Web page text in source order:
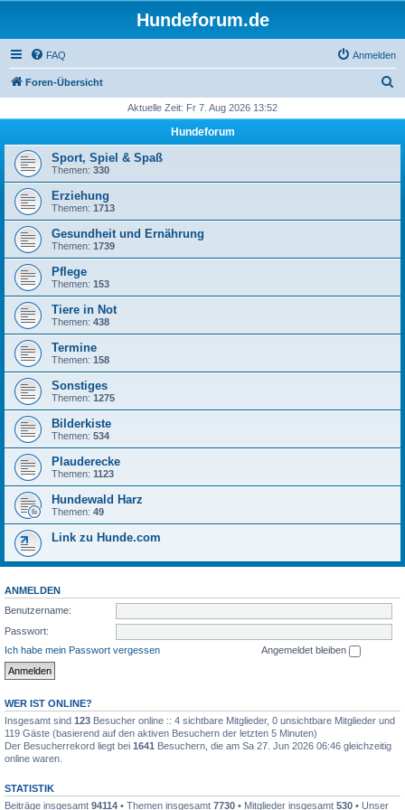
Hundeforum.de
FAQ Anmelden
Foren-Übersicht
h
Aktuelle Zeit: Fr 7. Aug 2026 13:52
Hundeforum
Sport, Spiel & Spaß
Themen: 330
Erziehung
Themen: 1713
Gesundheit und Ernährung
Themen: 1739
Pflege
Themen: 153
Tiere in Not
Themen: 438
Termine
Themen: 158
Sonstiges
Themen: 1275
Bilderkiste
Themen: 534
Plauderecke
Themen: 1123
Hundewald Harz
Themen: 49
Link zu Hunde.com
ANMELDEN
Benutzername:
Passwort:
Ich habe mein Passwort vergessen
Angemeldet bleiben
WER IST ONLINE?
Insgesamt sind 123 Besucher online :: 4 sichtbare Mitglieder, 0 unsichtbare Mitglieder und
119 Gäste (basierend auf den aktiven Besuchern der letzten 5 Minuten)
Der Besucherrekord liegt bei 1641 Besuchern, die am Sa 27. Jun 2026 06:46 gleichzeitig
online waren.
STATISTIK
Beiträge insgesamt 94114 • Themen insgesamt 7730 • Mitglieder insgesamt 530 • Unser